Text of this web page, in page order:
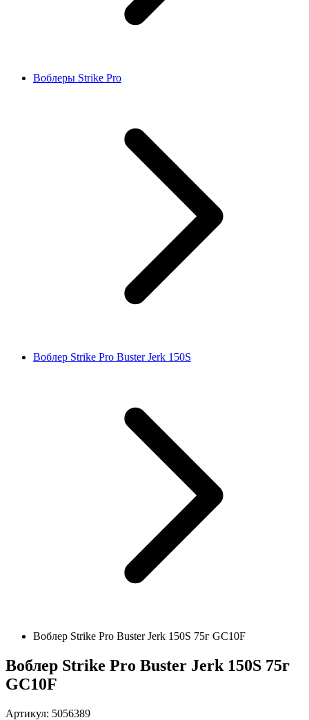
Воблеры Strike Pro
Воблер Strike Pro Buster Jerk 150S
Воблер Strike Pro Buster Jerk 150S 75г GC10F
Воблер Strike Pro Buster Jerk 150S 75г
GC10F
Артикул: 5056389